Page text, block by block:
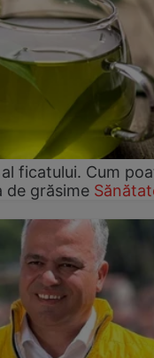
ficatului. Cum
de grăsime